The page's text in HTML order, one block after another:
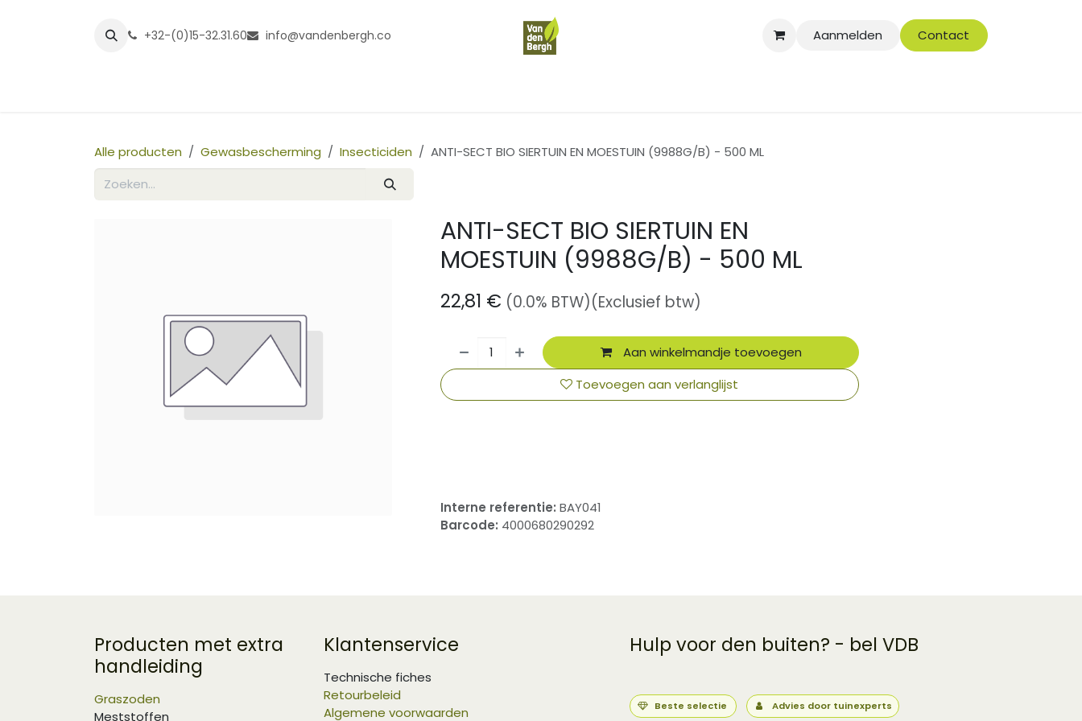
+32-(0)15-32.31.60 info@vandenbergh.co Aanmelden Contact
Alle producten Gewasbescherming Insecticiden ANTI-SECT BIO SIERTUIN EN MOESTUIN (9988G/B) - 500 ML
ANTI-SECT BIO SIERTUIN EN
MOESTUIN (9988G/B) - 500 ML
22,81 € (0.0% BTW)(Exclusief btw)
Aan winkelmandje toevoegen
Toevoegen aan verlanglijst
Interne referentie: BAY041
Barcode: 4000680290292
Producten met extra
handleiding
Graszoden
Meststoffen
Klantenservice
Technische fiches
Retourbeleid
Algemene voorwaarden
Hulp voor den buiten? - bel VDB
Beste selectie Advies door tuinexperts